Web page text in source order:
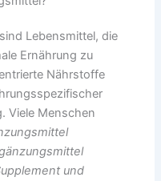
sind Lebensmittel, die
Ernährung zu
Nährstoffe
Viele Menschen
und